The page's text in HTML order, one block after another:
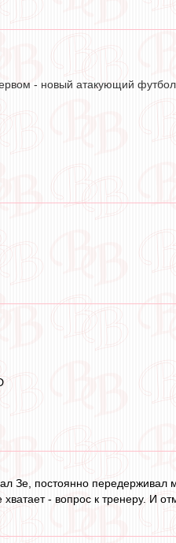
- новый атакующий
Зе, постоянно передерживал
- вопрос к тренеру. И